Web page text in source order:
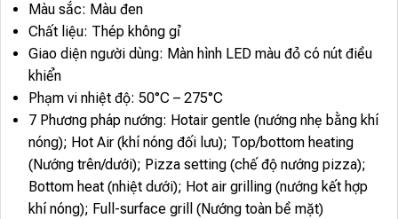
Màu sắc: Màu đen
Chất liệu: Thép không gỉ
Giao diện người dùng: Màn hình LED màu đỏ có nút điều
khiển
Phạm vi nhiệt độ: 50°C – 275°C
7 Phương pháp nướng: Hotair gentle (nướng nhẹ bằng khí
nóng); Hot Air (khí nóng đối lưu); Top/bottom heating
(Nướng trên/dưới); Pizza setting (chế độ nướng pizza);
Bottom heat (nhiệt dưới); Hot air grilling (nướng kết hợp
khí nóng); Full-surface grill (Nướng toàn bề mặt)